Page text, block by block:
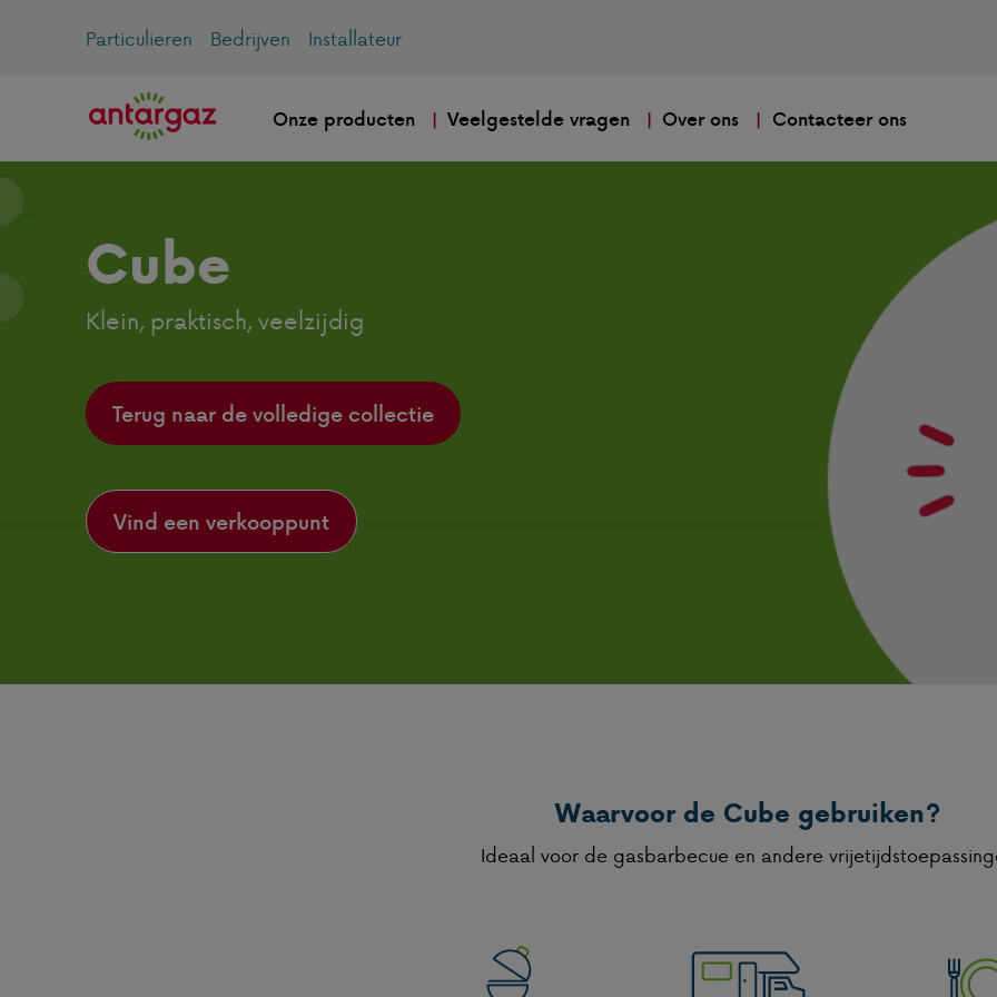
Particulieren Bedrijven Installateur
Onze producten Veelgestelde vragen Over ons Contacteer ons
Cube
Klein, praktisch, veelzijdig
Terug naar de volledige collectie
Vind een verkooppunt
Waarvoor de Cube gebruiken?
Ideaal voor de gasbarbecue en andere